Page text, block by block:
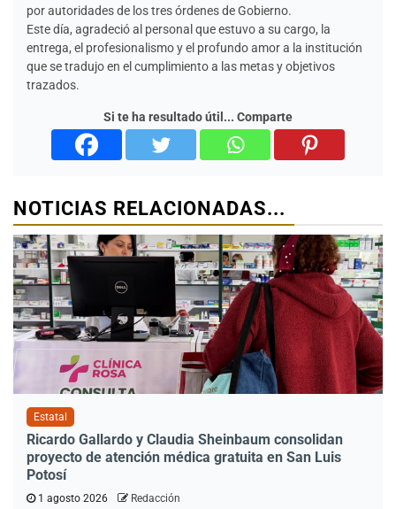
por autoridades de los tres órdenes de Gobierno.
Este día, agradeció al personal que estuvo a su cargo, la
entrega, el profesionalismo y el profundo amor a la institución
que se tradujo en el cumplimiento a las metas y objetivos
trazados.
Si te ha resultado útil... Comparte
NOTICIAS RELACIONADAS...
Estatal
Ricardo Gallardo y Claudia Sheinbaum consolidan
proyecto de atención médica gratuita en San Luis
Potosí
1 agosto 2026 Redacción